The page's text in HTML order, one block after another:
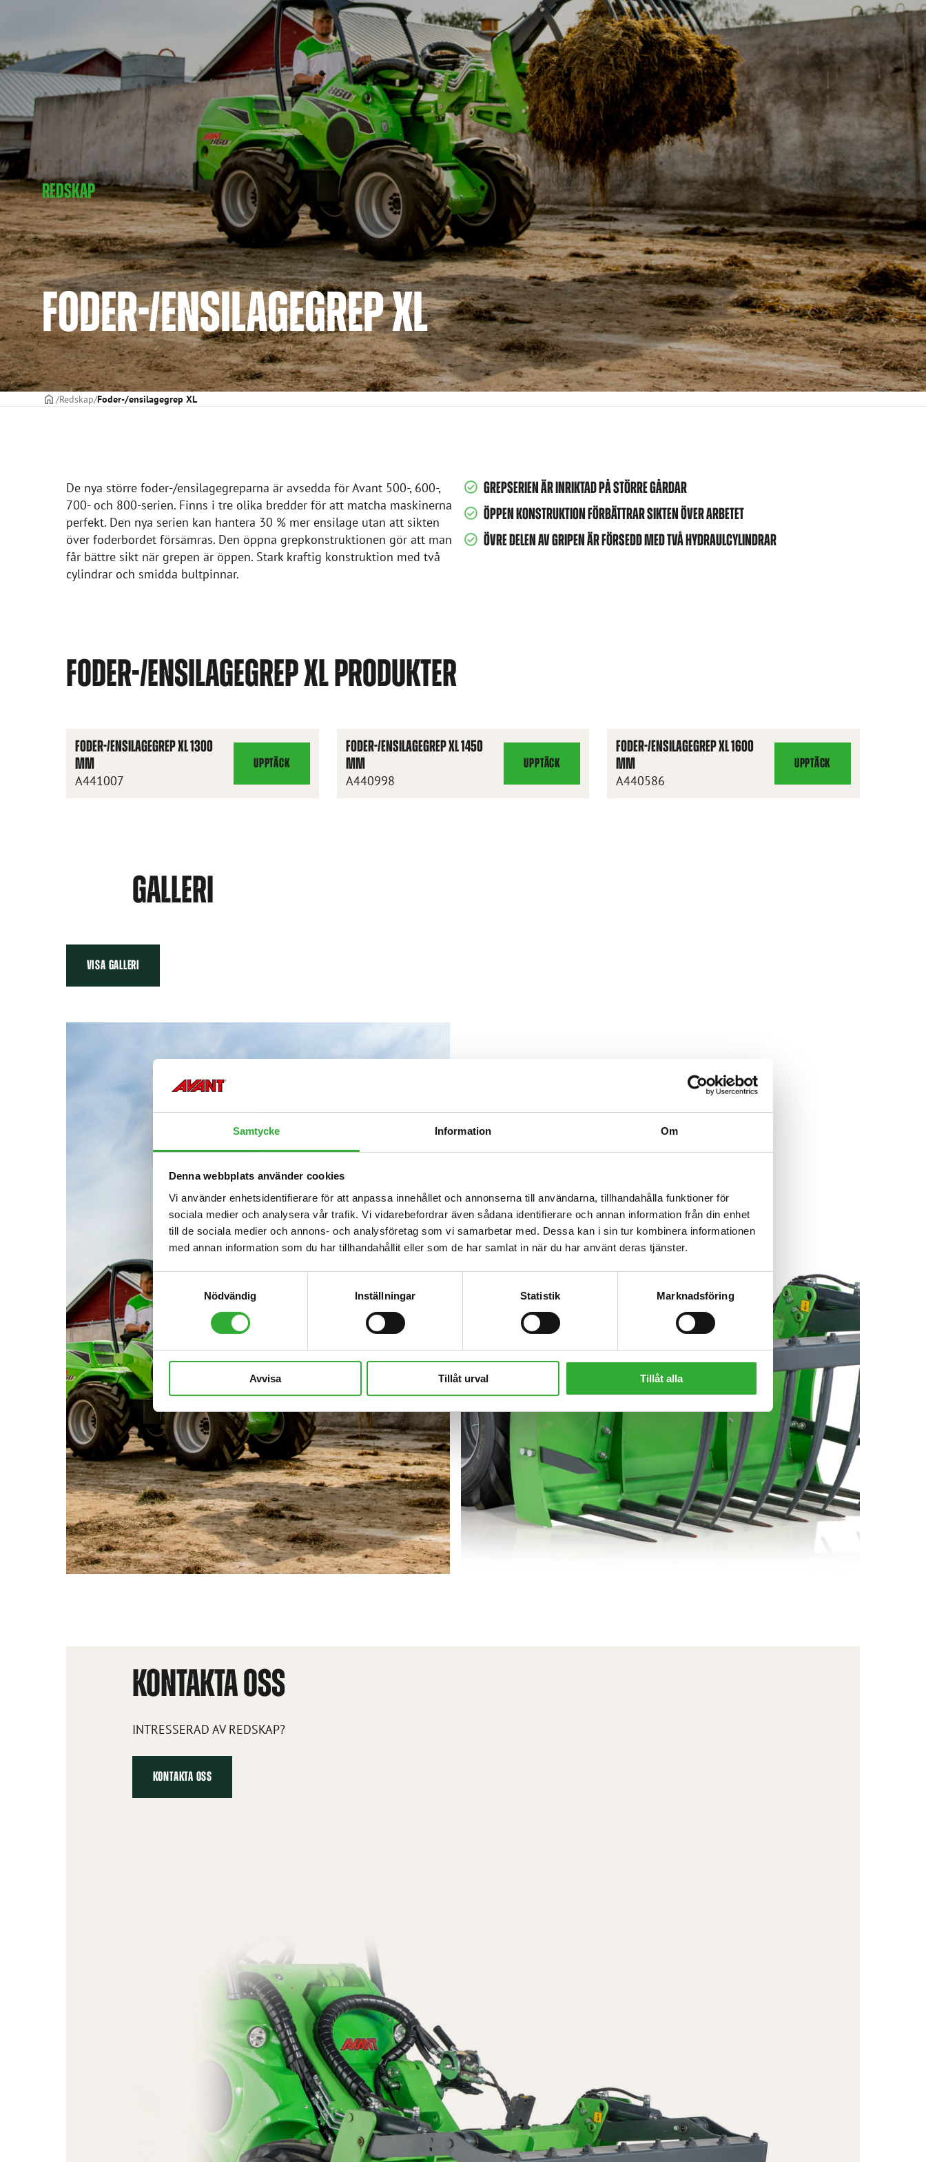
Samtycke Information Om
Denna webbplats använder cookies
Vi använder enhetsidentifierare för att anpassa innehållet och annonserna till användarna, tillhandahålla funktioner för
sociala medier och analysera vår trafik. Vi vidarebefordrar även sådana identifierare och annan information från din enhet
till de sociala medier och annons- och analysföretag som vi samarbetar med. Dessa kan i sin tur kombinera informationen
med annan information som du har tillhandahållit eller som de har samlat in när du har använt deras tjänster.
Samtyckesval
Nödvändig
Inställningar Statistik Marknadsföring
Avvisa Tillåt urval Tillåt alla
REDSKAP
FODER-/ENSILAGEGREP XL
STARTSIDAN
Redskap Foder-/ensilagegrep XL
De nya större foder-/ensilagegreparna är avsedda för Avant 500-, 600-,
700- och 800-serien. Finns i tre olika bredder för att matcha maskinerna
perfekt. Den nya serien kan hantera 30 % mer ensilage utan att sikten
över foderbordet försämras. Den öppna grepkonstruktionen gör att man
får bättre sikt när grepen är öppen. Stark kraftig konstruktion med två
cylindrar och smidda bultpinnar.
GREPSERIEN ÄR INRIKTAD PÅ STÖRRE GÅRDAR
ÖPPEN KONSTRUKTION FÖRBÄTTRAR SIKTEN ÖVER ARBETET
ÖVRE DELEN AV GRIPEN ÄR FÖRSEDD MED TVÅ HYDRAULCYLINDRAR
FODER-/ENSILAGEGREP XL PRODUKTER
FODER-/ENSILAGEGREP XL 1300
MM
A441007
UPPTÄCK
FODER-/ENSILAGEGREP
XL
FODER-/ENSILAGEGREP XL 1450
MM
A440998
UPPTÄCK
FODER-/ENSILAGEGREP
XL
FODER-/ENSILAGEGREP XL 1600
MM
A440586
UPPTÄCK
FODER-/ENSILAGEGREP
XL
GALLERI
VISA GALLERI
KONTAKTA OSS
INTRESSERAD AV REDSKAP?
KONTAKTA OSS